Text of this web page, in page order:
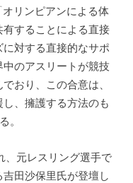
リンピアンによる体
することによる直接
対する直接的なサポ
のアスリートが競技
おり、この合意は、
、擁護する方法のも
。
、元レスリング選手で
田沙保里氏が登壇し